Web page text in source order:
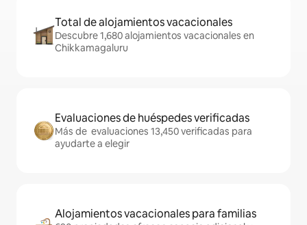
Total de alojamientos vacacionales
Descubre 1,680 alojamientos vacacionales en
Chikkamagaluru
Evaluaciones de huéspedes verificadas
Más de evaluaciones 13,450 verificadas para
ayudarte a elegir
Alojamientos vacacionales para familias